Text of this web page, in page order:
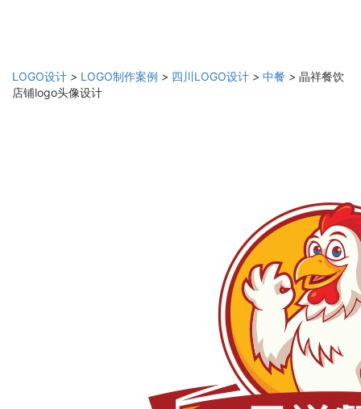
LOGO设计 > LOGO制作案例 > 四川LOGO设计 > 中餐 > 晶祥餐饮
店铺logo头像设计